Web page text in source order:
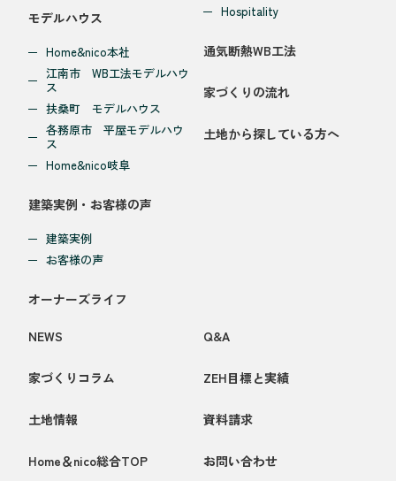
モデルハウス
Home&nico本社
江南市 WB工法モデルハウ
ス
扶桑町 モデルハウス
各務原市 平屋モデルハウ
ス
Home&nico岐阜
建築実例・お客様の声
建築実例
お客様の声
オーナーズライフ
Hospitality
通気断熱WB工法
家づくりの流れ
土地から探している方へ
NEWS
家づくりコラム
土地情報
Home＆nico総合TOP
Q&A
ZEH目標と実績
資料請求
お問い合わせ